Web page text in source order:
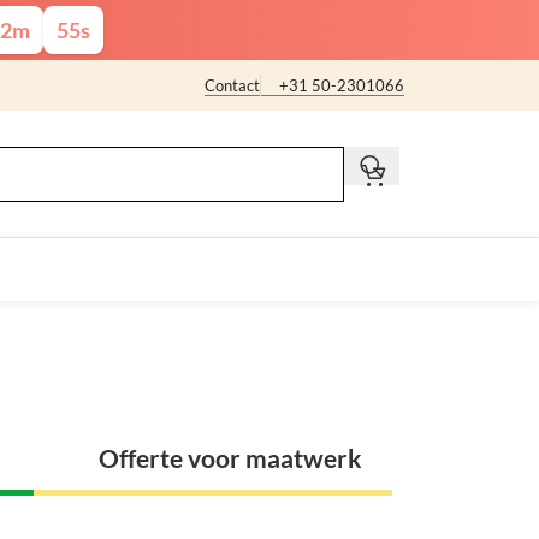
m 54s
Contact +31 50-2301066
Offerte voor maatwerk